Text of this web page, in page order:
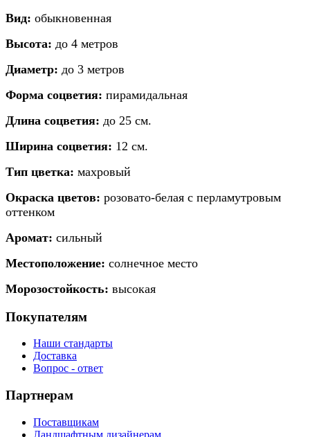
Вид: обыкновенная
Высота: до 4 метров
Диаметр: до 3 метров
Форма соцветия: пирамидальная
Длина соцветия: до 25 см.
Ширина соцветия: 12 см.
Тип цветка: махровый
Окраска цветов: розовато-белая с перламутровым
оттенком
Аромат: сильный
Местоположение: солнечное место
Морозостойкость: высокая
Покупателям
Наши стандарты
Доставка
Вопрос - ответ
Партнерам
Поставщикам
Ландшафтным дизайнерам